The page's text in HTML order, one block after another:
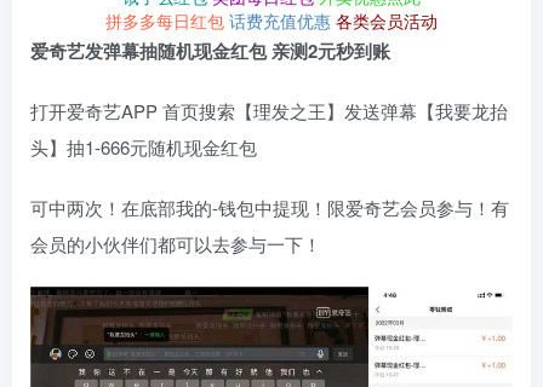
拼多多每日红包 话费充值优惠 各类会员活动
爱奇艺发弹幕抽随机现金红包 亲测2元秒到账
打开爱奇艺APP 首页搜索【理发之王】发送弹幕【我要龙抬
头】抽1-666元随机现金红包
可中两次！在底部我的-钱包中提现！限爱奇艺会员参与！有
会员的小伙伴们都可以去参与一下！